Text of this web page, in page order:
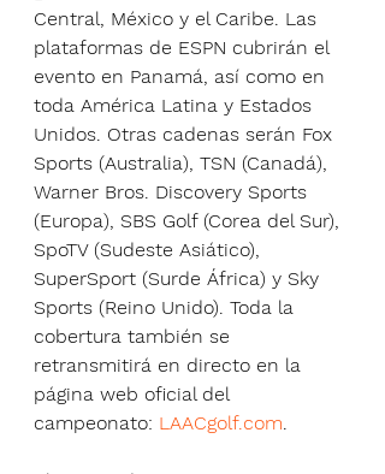
Central, México y el Caribe. Las
plataformas de ESPN cubrirán el
evento en Panamá, así como en
toda América Latina y Estados
Unidos. Otras cadenas serán Fox
Sports (Australia), TSN (Canadá),
Warner Bros. Discovery Sports
(Europa), SBS Golf (Corea del Sur),
SpoTV (Sudeste Asiático),
SuperSport (Surde África) y Sky
Sports (Reino Unido). Toda la
cobertura también se
retransmitirá en directo en la
página web oficial del
campeonato: LAACgolf.com.